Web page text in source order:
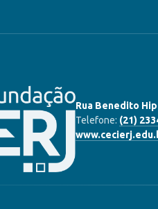
Rua Benedito
Telefone: (21)